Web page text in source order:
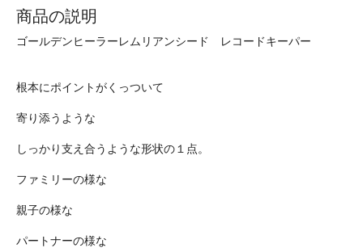
商品の説明
ゴールデンヒーラーレムリアンシード レコードキーパー
根本にポイントがくっついて
寄り添うような
しっかり支え合うような形状の１点。
ファミリーの様な
親子の様な
パートナーの様な